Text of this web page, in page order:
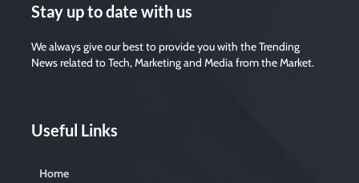
Stay up to date with us
We always give our best to provide you with the Trending
News related to Tech, Marketing and Media from the Market.
Useful Links
Home